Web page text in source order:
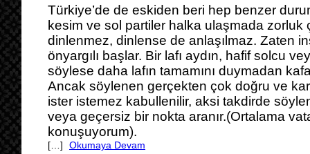
Türkiye’de de eskiden beri hep benzer
kesim ve sol partiler halka ulaşmada zorluk
dinlenmez, dinlense de anlaşılmaz. Zaten
önyargılı başlar. Bir lafı aydın, hafif solcu
söylese daha lafın tamamını duymadan
Ancak söylenen gerçekten çok doğru ve
ister istemez kabullenilir, aksi takdirde
veya geçersiz bir nokta aranır.(Ortalama
konuşuyorum).
[…]Okumaya Devam